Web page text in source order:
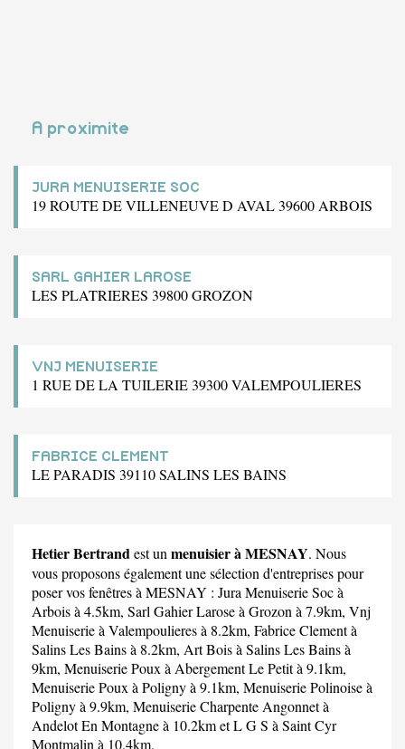
A proximite
JURA MENUISERIE SOC
19 ROUTE DE VILLENEUVE D AVAL 39600 ARBOIS
SARL GAHIER LAROSE
LES PLATRIERES 39800 GROZON
VNJ MENUISERIE
1 RUE DE LA TUILERIE 39300 VALEMPOULIERES
FABRICE CLEMENT
LE PARADIS 39110 SALINS LES BAINS
Hetier Bertrandest un menuisier à MESNAY. Nous
vous proposons également une sélection d'entreprises pour
poser vos fenêtres à MESNAY : Jura Menuiserie Socà
Arbois à 4.5km, Sarl Gahier Laroseà Grozon à 7.9km, Vnj
Menuiserieà Valempoulieres à 8.2km, Fabrice Clementà
Salins Les Bains à 8.2km, Art Boisà Salins Les Bains à
9km, Menuiserie Poux à Abergement Le Petit à 9.1km,
Menuiserie Poux à Poligny à 9.1km, Menuiserie Polinoiseà
Poligny à 9.9km, Menuiserie Charpente Angonnetà
Andelot En Montagne à 10.2km etL G S à Saint Cyr
Montmalin à 10.4km.